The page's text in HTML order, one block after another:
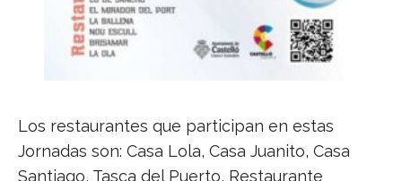
Los restaurantes que participan en estas
Jornadas son: Casa Lola, Casa Juanito, Casa
Santiago, Tasca del Puerto, Restaurante